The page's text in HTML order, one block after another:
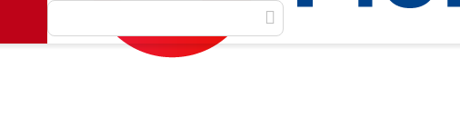
Масляные духи